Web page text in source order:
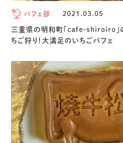
パフェ部 2021.03.05
三重県の明和町「cafe-shiroiro」
ちご狩り！大満足のいちごパフェ